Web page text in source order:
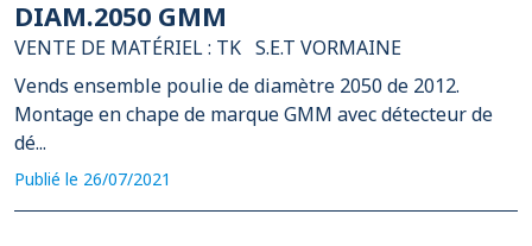
DIAM.2050 GMM
VENTE DE MATÉRIEL : TK S.E.T VORMAINE
Vends ensemble poulie de diamètre 2050 de 2012.
Montage en chape de marque GMM avec détecteur de
dé...
Publié le 26/07/2021